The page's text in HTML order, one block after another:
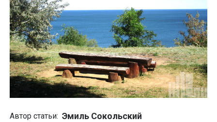
Автор статьи: Эмиль Сокольский